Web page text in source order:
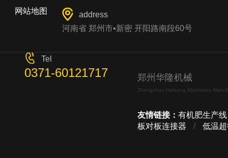
网站地图
address
河南省 郑州市▪新密 开阳路南段60号
Tel
0371-60121717 郑州华隆机械
Zhengzhou Haloong Machinery
友情链接： 有机肥生产线
板对板连接器
/ 低温